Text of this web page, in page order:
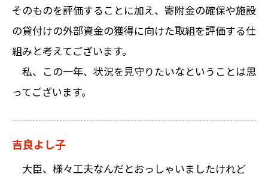
そのものを評価することに加え、寄附金の確保や施設
の貸付けの外部資金の獲得に向けた取組を評価する仕
組みと考えてございます。
私、この一年、状況を見守りたいなということは思
ってございます。
吉良よし子
大臣、様々工夫なんだとおっしゃいましたけれど